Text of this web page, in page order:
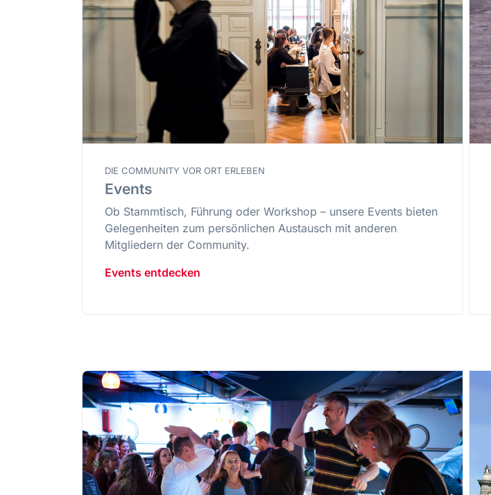
DIE COMMUNITY VOR ORT ERLEBEN
Events
Ob Stammtisch, Führung oder Workshop – unsere Events bieten
Gelegenheiten zum persönlichen Austausch mit anderen
Mitgliedern der Community.
Events entdecken